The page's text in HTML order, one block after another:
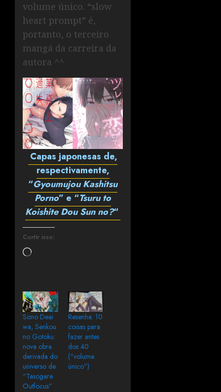
volume único. “slow
heart prompt” é,
portanto, o terceiro
mangá da carreira da
autora ^^
Capas japonesas de,
respectivamente,
“Gyoumujou Kashitsu
Porno” e “Tsuru to
Koishite Dou Sun no?“
Curtir isso:
Sono Deai
wa, Senkou
no Gotoku:
nova obra
derivada do
universo de
“Tasogare
Outfocus”
Resenha: 10
coisas para
fazer antes
dos 40
(“volume
único”)